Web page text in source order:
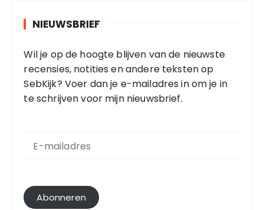
NIEUWSBRIEF
Wil je op de hoogte blijven van de nieuwste
recensies, notities en andere teksten op
SebKijk? Voer dan je e-mailadres in om je in
te schrijven voor mijn nieuwsbrief.
l
Abonneren